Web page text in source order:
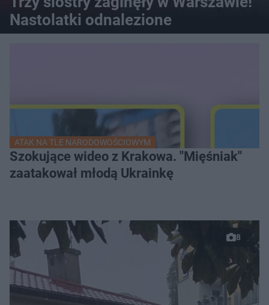
Nastolatki odnalezione
ATAK NA TLE NARODOWOŚCIOWYM
Szokujące wideo z Krakowa. "Mięśniak"
zaatakował młodą Ukrainkę
8